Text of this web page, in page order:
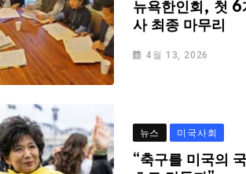
뉴욕한인회, 첫 6
사 최종 마무리
4월 13, 2026
뉴스 미국사회
“축구를 미국의